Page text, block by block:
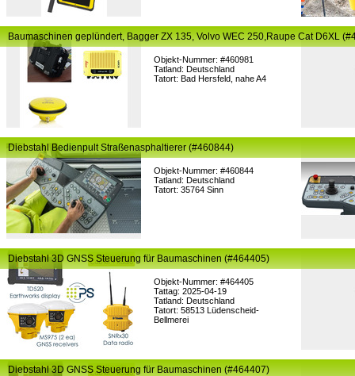
Objekt-Nummer: #460981
Tatland: Deutschland
Tatort: Bad Hersfeld, nahe A4
Baumaschinen geplündert, Bagger ZX 135, Volvo WEC 250,Raupe Cat D6XL
Objekt-Nummer: #460844
Tatland: Deutschland
Tatort: 35764 Sinn
Diebstahl Bedienpult Straßenasphaltierer (#460844)
Objekt-Nummer: #464405
Tattag: 2025-04-19
Tatland: Deutschland
Tatort: 58513 Lüdenscheid-
Bellmerei
Diebstahl 3D GNSS Steuerung für Baumaschinen (#464405)
Diebstahl 3D GNSS Steuerung für Baumaschinen (#464407)